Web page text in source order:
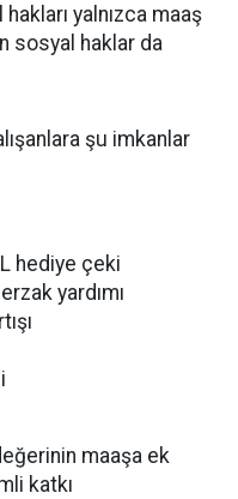
yalnızca maaş
sosyal haklar da
şu imkanlar
hediye çeki
yardımı
maaşa ek
katkı